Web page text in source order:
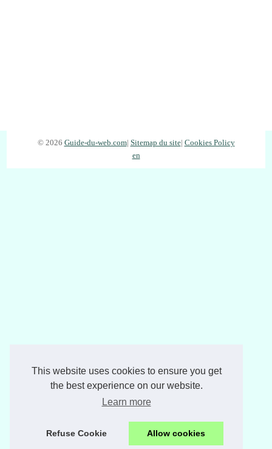
This website uses cookies to ensure you get
the best experience on our website.
Learn more
Refuse Cookie Allow cookies
© 2026 Guide-du-web.com| Sitemap du site| Cookies Policy
en